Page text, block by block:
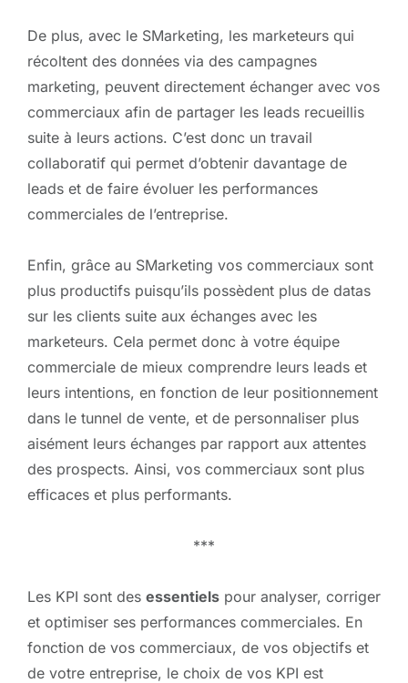
De plus, avec le SMarketing, les marketeurs qui
récoltent des données via des campagnes
marketing, peuvent directement échanger avec vos
commerciaux afin de partager les leads recueillis
suite à leurs actions. C’est donc un travail
collaboratif qui permet d’obtenir davantage de
leads et de faire évoluer les performances
commerciales de l’entreprise.
Enfin, grâce au SMarketing vos commerciaux sont
plus productifs puisqu’ils possèdent plus de datas
sur les clients suite aux échanges avec les
marketeurs. Cela permet donc à votre équipe
commerciale de mieux comprendre leurs leads et
leurs intentions, en fonction de leur positionnement
dans le tunnel de vente, et de personnaliser plus
aisément leurs échanges par rapport aux attentes
des prospects. Ainsi, vos commerciaux sont plus
efficaces et plus performants.
***
Les KPI sont des essentiels pour analyser, corriger
et optimiser ses performances commerciales. En
fonction de vos commerciaux, de vos objectifs et
de votre entreprise, le choix de vos KPI est